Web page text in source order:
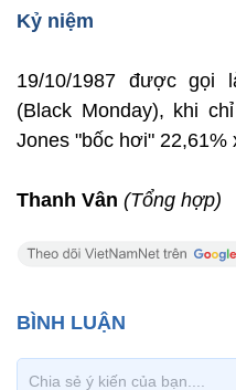
Kỷ niệm
19/10/1987 được gọi
(Black Monday), khi
Jones "bốc hơi" 22,61%
Thanh Vân (Tổng hợp)